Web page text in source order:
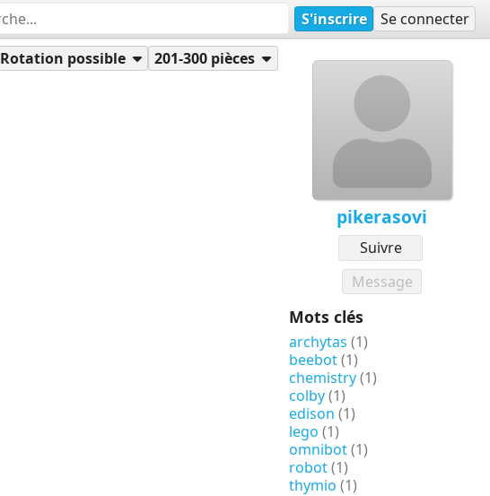
S'inscrire Se connecter
pikerasovi
Suivre
Message
Mots clés
archytas (1)
beebot(1)
chemistry(1)
colby(1)
edison (1)
lego (1)
omnibot(1)
robot(1)
thymio (1)
Rotation possible
201-300 pièces